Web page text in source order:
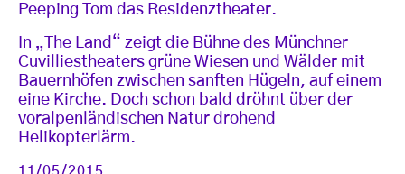
Peeping Tom das Residenztheater.
In „The Land“ zeigt die Bühne des Münchner
Cuvilliestheaters grüne Wiesen und Wälder mit
Bauernhöfen zwischen sanften Hügeln, auf einem
eine Kirche. Doch schon bald dröhnt über der
voralpenländischen Natur drohend
Helikopterlärm.